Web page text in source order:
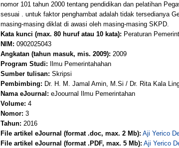
nomor 101 tahun 2000 tentang pendidikan dan pelatihan
sesuai . untuk faktor penghambat adalah tidak tersedianya
masing-masing diklat di awasi oleh masing-masing SKPD.
Kata kunci (max. 80 huruf atau 10 kata): Peraturan
NIM: 0902025043
Angkatan (tahun masuk, mis. 2009): 2009
Program Studi: Ilmu Pemerintahahan
Sumber tulisan: Skripsi
Pembimbing: Dr. H. M. Jamal Amin, M.Si / Dr. Rita Kala
Nama eJournal: eJoournal Ilmu Pemerintahan
Volume: 4
Nomor: 3
Tahun: 2016
File artikel eJournal (format .doc, max. 2 Mb): Aji Yerico
File artikel eJournal (format .PDF, max. 5 Mb): Aji Yerico